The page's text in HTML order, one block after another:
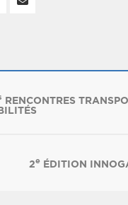
RENCONTRES
2e ÉDITION